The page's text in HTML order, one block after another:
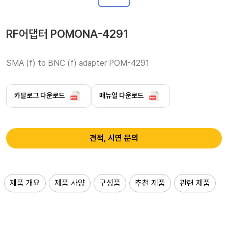
RF어댑터 POMONA-4291
SMA (f) to BNC (f) adapter POM-4291
카탈로그 다운로드 매뉴얼 다운로드
견적, 시연 문의
제품 개요 제품 사양 구성품 추천 제품 관련 제품